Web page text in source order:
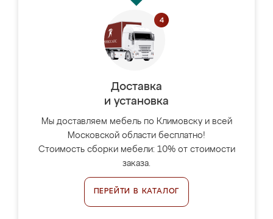
Доставка
и установка
Мы доставляем мебель по Климовску и всей
Московской области бесплатно!
Стоимость сборки мебели: 10% от стоимости
заказа.
ПЕРЕЙТИ В КАТАЛОГ